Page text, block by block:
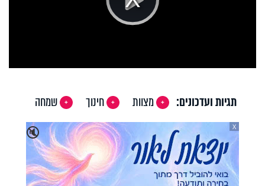
Play
Video
תגיות ועדכונים: מצוות חינוך
שמחה
🔇
X